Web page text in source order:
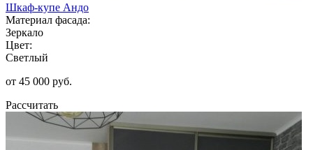
Шкаф-купе Андо
Материал фасада:
Зеркало
Цвет:
Светлый
от 45 000 руб.
Рассчитать